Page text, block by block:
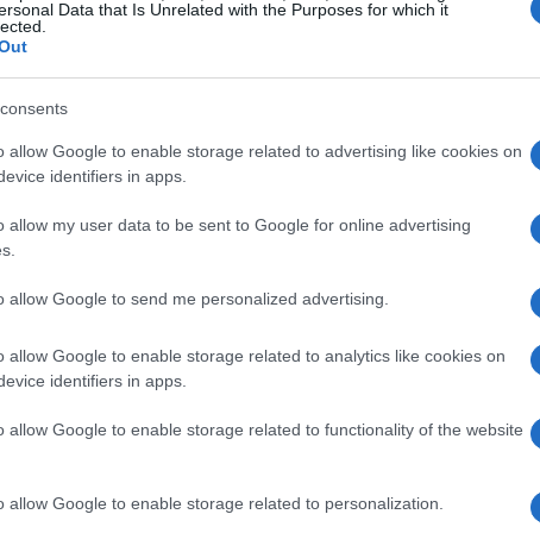
Data that Is Unrelated with the Purposes for which it
allow Google to enable storage related to advertising like cookies on
identifiers in apps.
allow my user data to be sent to Google for online advertising
allow Google to send me personalized advertising.
allow Google to enable storage related to analytics like cookies on
identifiers in apps.
allow Google to enable storage related to functionality of the website
allow Google to enable storage related to personalization.
para reclamar deudas de forma rápida y
no superan los 250.000 euros y permite al
completo. Este proceso es especialmente útil
eficiente. Si el deudor no paga tras la
lo que lleva a la necesidad de considerar
complicaciones legales.
sentencia judicial